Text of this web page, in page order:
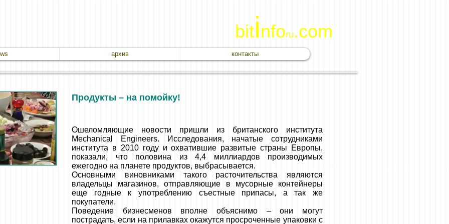
bitinforu .com
архив контакты
Ошеломляющие новости пришли из британского института
Mechanical Engineers. Исследования, начатые сотрудниками
института в 2010 году и охватившие развитые страны Европы,
показали, что половина из 4,4 миллиардов производимых
ежегодно на планете продуктов, выбрасывается.
Основными виновниками такого расточительства являются
владельцы магазинов, отправляющие в мусорные контейнеры
еще годные к употреблению съестные припасы, а так же
покупатели.
Поведение бизнесменов вполне объяснимо – они могут
пострадать, если на прилавках окажутся просроченные упаковки с
Продукты – на помойку!